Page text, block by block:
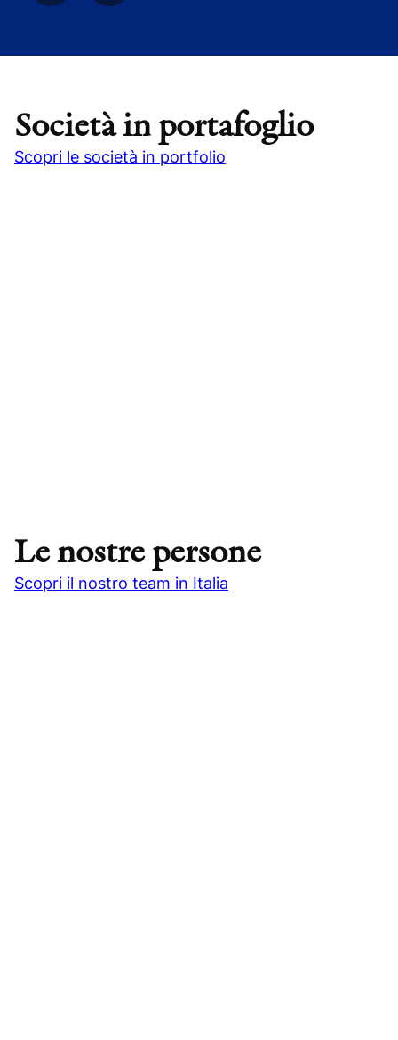
Società in portafoglio
Scopri le società in portfolio
Le nostre persone
Scopri il nostro team in Italia